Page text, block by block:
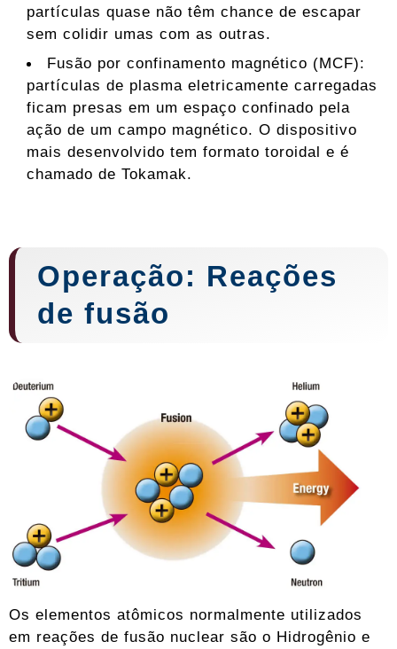
partículas quase não têm chance de escapar
sem colidir umas com as outras.
Fusão por confinamento magnético (MCF):
partículas de plasma eletricamente carregadas
ficam presas em um espaço confinado pela
ação de um campo magnético. O dispositivo
mais desenvolvido tem formato toroidal e é
chamado de Tokamak.
Operação: Reações
de fusão
Os elementos atômicos normalmente utilizados
em reações de fusão nuclear são o Hidrogênio e